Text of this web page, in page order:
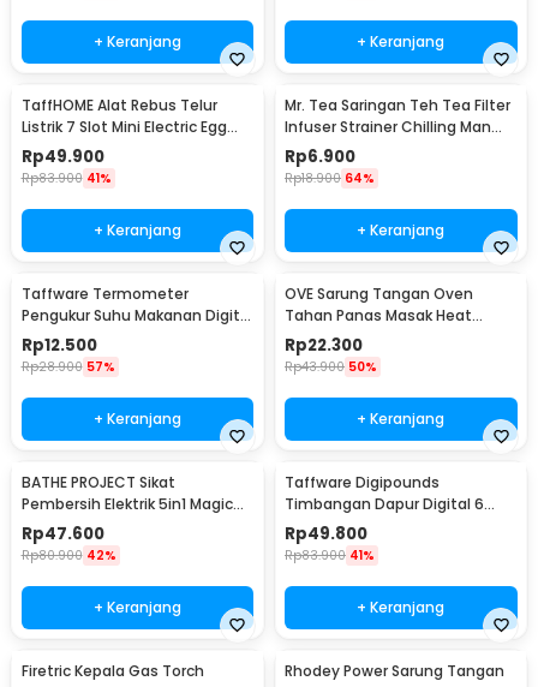
+ Keranjang + Keranjang
TaffHOME Alat Rebus Telur
Listrik 7 Slot Mini Electric Egg
Cooker 350W - YS-203
Rp49.900
Rp83.900 41%
+ Keranjang
Mr. Tea Saringan Teh Tea Filter
Infuser Strainer Chilling Man
Silicon - MR03
Rp6.900
Rp18.900 64%
+ Keranjang
Taffware Termometer
Pengukur Suhu Makanan Digital
Daging Kopi Susu - TP101
Rp12.500
Rp28.900 57%
+ Keranjang
OVE Sarung Tangan Oven
Tahan Panas Masak Heat
Resistant Gloves - 540F
Rp22.300
Rp43.900 50%
+ Keranjang
BATHE PROJECT Sikat
Pembersih Elektrik 5in1 Magic
Brush Rechargeable - WQ8110
Rp47.600
Rp80.900 42%
+ Keranjang
Taffware Digipounds
Timbangan Dapur Digital 6
Satuan 1kg 0.1g - i2000
Rp49.800
Rp83.900 41%
+ Keranjang
Firetric Kepala Gas Torch
Rhodey Power Sarung Tangan